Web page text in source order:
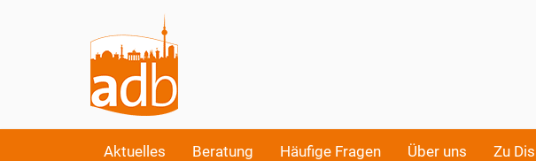
Aktuelles Beratung Häufige Fragen Über uns Zu